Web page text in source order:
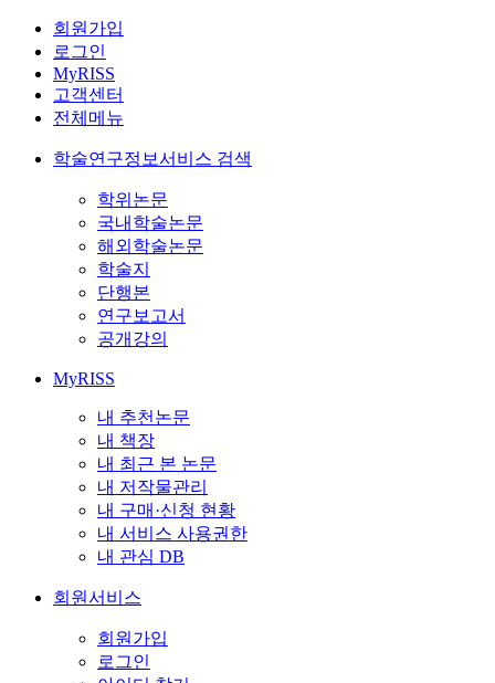
회원가입
로그인
MyRISS
고객센터
전체메뉴
학술연구정보서비스 검색
학위논문
국내학술논문
해외학술논문
학술지
단행본
연구보고서
공개강의
MyRISS
내 추천논문
내 책장
내 최근 본 논문
내 저작물관리
내 구매·신청 현황
내 서비스 사용권한
내 관심 DB
회원서비스
회원가입
로그인